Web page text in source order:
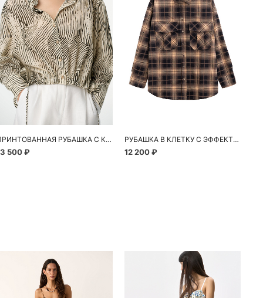
ПРИНТОВАННАЯ РУБАШКА С КУЛИСКОЙ
500 ₽
РУБАШКА В КЛЕТКУ С ЭФФЕКТОМ ТАЙ-ДАЙ
12 200 ₽